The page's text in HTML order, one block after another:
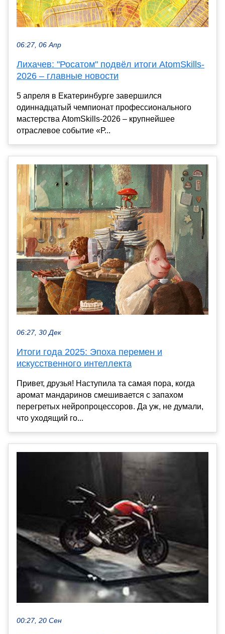
06:27, 06 Апр
Лихачев: "Росатом" подвёл итоги AtomSkills-
2026 – главные новости
5 апреля в Екатеринбурге завершился
одиннадцатый чемпионат профессионального
мастерства AtomSkills-2026 – крупнейшее
отраслевое событие «Р...
06:27, 30 Дек
Итоги года 2025: Эпоха перемен и
искусственного интеллекта
Привет, друзья! Наступила та самая пора, когда
аромат мандаринов смешивается с запахом
перегретых нейропроцессоров. Да уж, не думали,
что уходящий го...
00:27, 20 Сен